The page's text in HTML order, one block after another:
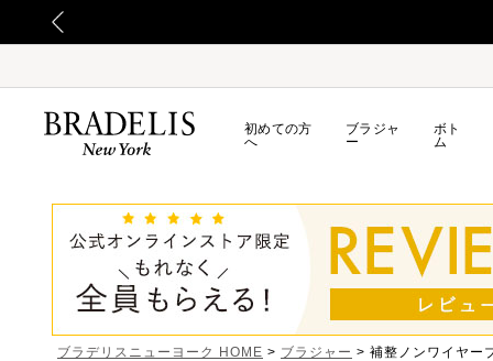
初めての方
へ
ブラジャ
ー
ボト
ム
ブラデリスニューヨーク HOME ブラジャー 補整ノンワイヤー